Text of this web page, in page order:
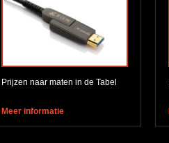
Prijzen naar maten in de Tabel
Meer informatie